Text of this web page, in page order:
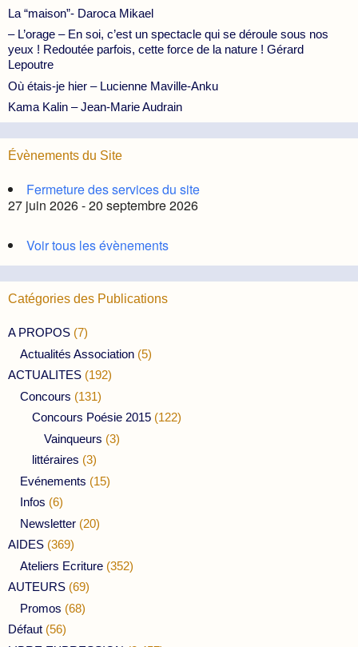
La “maison”- Daroca Mikael
– L’orage – En soi, c’est un spectacle qui se déroule sous nos
yeux ! Redoutée parfois, cette force de la nature ! Gérard
Lepoutre
Où étais-je hier – Lucienne Maville-Anku
Kama Kalin – Jean-Marie Audrain
Évènements du Site
Fermeture des services du site
27 juin 2026 - 20 septembre 2026
Voir tous les évènements
Catégories des Publications
A PROPOS (7)
Actualités Association (5)
ACTUALITES (192)
Concours (131)
Concours Poésie 2015 (122)
Vainqueurs (3)
littéraires (3)
Evénements (15)
Infos (6)
Newsletter (20)
AIDES (369)
Ateliers Ecriture (352)
AUTEURS (69)
Promos (68)
Défaut (56)